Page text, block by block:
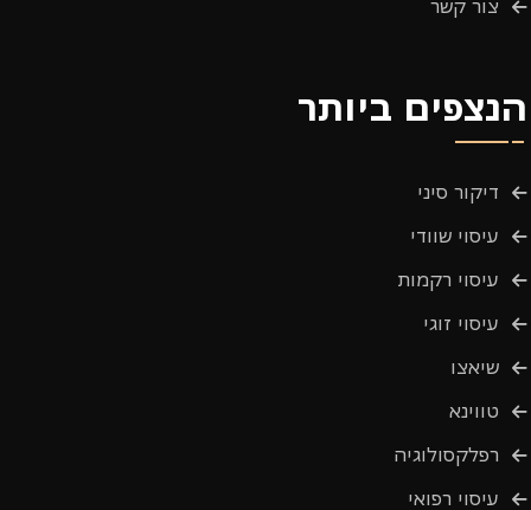
צור קשר
הנצפים ביותר
דיקור סיני
עיסוי שוודי
עיסוי רקמות
עיסוי זוגי
שיאצו
טווינא
רפלקסולוגיה
עיסוי רפואי